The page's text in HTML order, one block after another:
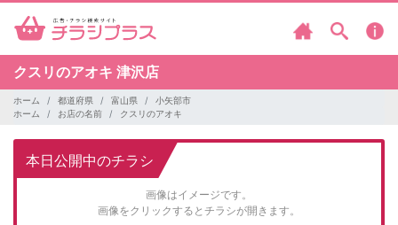
クスリのアオキ 津沢店
ホーム 都道府県 富山県
小矢部市
ホーム
お店の名前 クスリのアオキ
本日公開中のチラシ
画像はイメージです。
画像をクリックするとチラシが開きます。